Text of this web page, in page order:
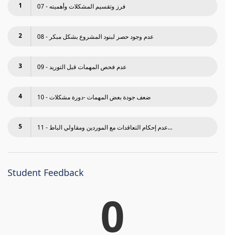
1 07 - فرز وتقسيم المشكلات وأهميته
2 08 - عدم وجود حصر لبنود المشروع بشكل مبكر
3 09 - عدم فحص المھمات قبل التوريد
4 10 - ضعف جودة بعض المھمات -دورة مشكلات
5 11 - عدم إحكام التعاقدات مع الموردين ومقاولي الباط...
Student Feedback
0